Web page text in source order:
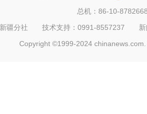
总机：86-10-
新疆分社 技术支持：0991-8557237
Copyright ©1999-2024